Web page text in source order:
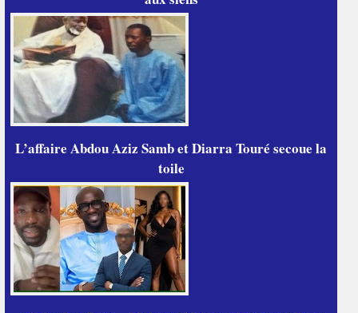
L’affaire Abdou Aziz Samb et Diarra Touré secoue la
toile